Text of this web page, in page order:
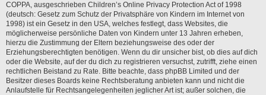
COPPA, ausgeschrieben Children’s Online Privacy Protection Act of 1998
(deutsch: Gesetz zum Schutz der Privatsphäre von Kindern im Internet von
1998) ist ein Gesetz in den USA, welches festlegt, dass Websites, die
möglicherweise persönliche Daten von Kindern unter 13 Jahren erheben,
hierzu die Zustimmung der Eltern beziehungsweise des oder der
Erziehungsberechtigten benötigen. Wenn du dir unsicher bist, ob dies auf dich
oder die Website, auf der du dich zu registrieren versuchst, zutrifft, ziehe einen
rechtlichen Beistand zu Rate. Bitte beachte, dass phpBB Limited und der
Besitzer dieses Boards keine Rechtsberatung anbieten kann und nicht die
Anlaufstelle für Rechtsangelegenheiten jeglicher Art ist; außer solchen, die